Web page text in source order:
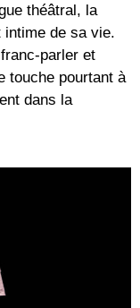
théâtral, la
intime de sa vie.
parler et
touche pourtant à
dans la